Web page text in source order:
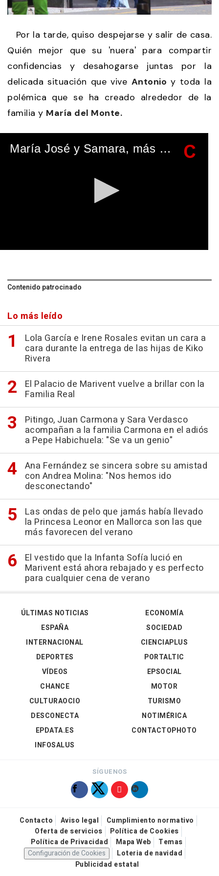
Por la tarde, quiso despejarse y salir de casa.
Quién mejor que su 'nuera' para compartir
confidencias y desahogarse juntas por la
delicada situación que vive Antonio y toda la
polémica que se ha creado alrededor de la
familia y María del Monte.
María José y Samara, más unidas que nunca por Antonio Tejado
minute,
13Contenido patrocinado
Lo más leído
Lola García e Irene Rosales evitan un cara a
cara durante la entrega de las hijas de Kiko
Rivera
El Palacio de Marivent vuelve a brillar con la
Familia Real
Pitingo, Juan Carmona y Sara Verdasco
acompañan a la familia Carmona en el adiós
a Pepe Habichuela: "Se va un genio"
Ana Fernández se sincera sobre su amistad
con Andrea Molina: "Nos hemos ido
desconectando"
Las ondas de pelo que jamás había llevado
la Princesa Leonor en Mallorca son las que
más favorecen del verano
El vestido que la Infanta Sofía lució en
Marivent está ahora rebajado y es perfecto
para cualquier cena de verano
ÚLTIMAS NOTICIAS
ESPAÑA
INTERNACIONAL
DEPORTES
VÍDEOS
ECONOMÍA
SOCIEDAD
CIENCIAPLUS
PORTALTIC
EPSOCIAL
CHANCE
CULTURAOCIO
DESCONECTA
EPDATA.ES
INFOSALUS
MOTOR
TURISMO
NOTIMÉRICA
CONTACTOPHOTO
SÍGUENOS
Contacto Aviso legal
Cumplimiento normativo
Oferta de servicios
Política de Cookies
Política de Privacidad
Mapa Web
Temas
Configuración de Cookies
Loteria de navidad
Publicidad estatal